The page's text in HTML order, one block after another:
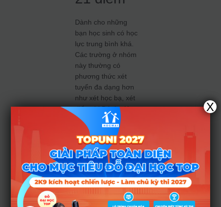
Dành cho những
bạn học sinh có học
lực trung bình khá.
Các trường ở nhóm
này thường có
phương thức xét
tuyển đa dạng hơn
như xét học bạ, xét
điểm thi Đánh giá
năng lực (ĐGNL).
Trường Đại học
Công nghệ
TP.HCM
(HUTECH):Khoảng
18 – 20 điểm.
* Trường Đại học
X